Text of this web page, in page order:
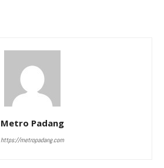
Metro Padang
https://metropadang.com